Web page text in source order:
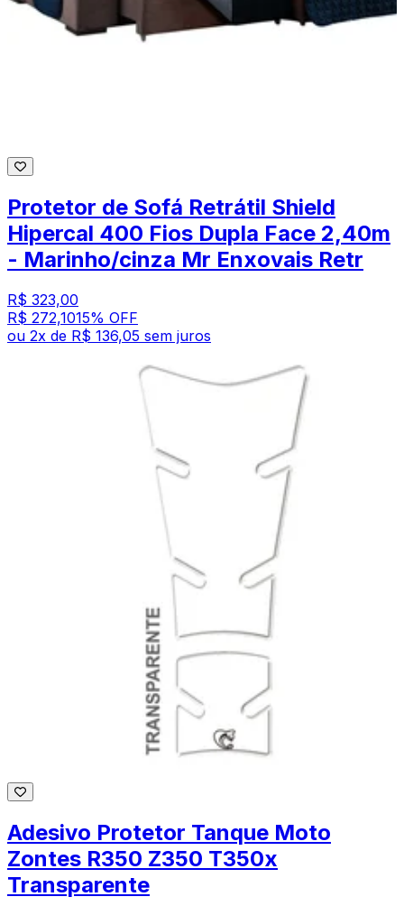
Protetor de Sofá Retrátil Shield
Hipercal 400 Fios Dupla Face 2,40m
- Marinho/cinza Mr Enxovais Retr
R$ 323,00
R$ 272,1015% OFF
ou 2x de R$ 136,05 sem juros
Adesivo Protetor Tanque Moto
Zontes R350 Z350 T350x
Transparente